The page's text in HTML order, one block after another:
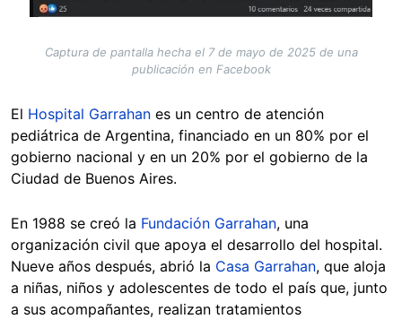
Captura de pantalla hecha el 7 de mayo de 2025 de una
publicación en Facebook
El Hospital Garrahan es un centro de atención
pediátrica de Argentina, financiado en un 80% por el
gobierno nacional y en un 20% por el gobierno de la
Ciudad de Buenos Aires.
En 1988 se creó la Fundación Garrahan, una
organización civil que apoya el desarrollo del hospital.
Nueve años después, abrió la Casa Garrahan, que aloja
a niñas, niños y adolescentes de todo el país que, junto
a sus acompañantes, realizan tratamientos